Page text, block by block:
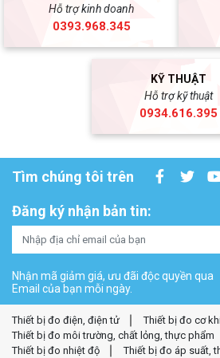
Hỗ trợ kinh doanh
0393.968.345
KỸ THUẬT
Hỗ trợ kỹ thuật
0934.616.395
Tìm chúng tôi trên
Đăng ký nhận bản tin:
Nhận mã giảm giá, ưu đãi độc quyền qua
Email của bạn mỗi ngày.
Thiết bị đo điện, điện tử
Thiết bị đo cơ
Thiết bị đo môi trường, chất lỏng, thực phẩm
Thiết bị đo nhiệt độ
Thiết bị đo áp suất,